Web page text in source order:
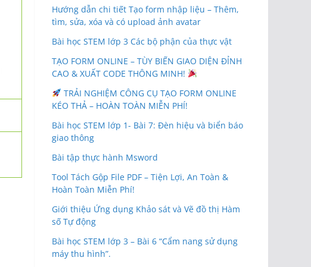
Hướng dẫn chi tiết Tạo form nhập liệu – Thêm,
tìm, sửa, xóa và có upload ảnh avatar
Bài học STEM lớp 3 Các bộ phận của thực vật
TẠO FORM ONLINE – TÙY BIẾN GIAO DIỆN ĐỈNH
CAO & XUẤT CODE THÔNG MINH!
TRẢI NGHIỆM CÔNG CỤ TẠO FORM ONLINE
KÉO THẢ – HOÀN TOÀN MIỄN PHÍ!
Bài học STEM lớp 1- Bài 7: Đèn hiệu và biển báo
giao thông
Bài tập thực hành Msword
Tool Tách Gộp File PDF – Tiện Lợi, An Toàn &
Hoàn Toàn Miễn Phí!
Giới thiệu Ứng dụng Khảo sát và Vẽ đồ thị Hàm
số Tự động
Bài học STEM lớp 3 – Bài 6 “Cẩm nang sử dụng
máy thu hình”.